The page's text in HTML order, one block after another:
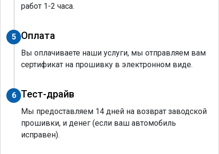
работ 1-2 часа.
5 Оплата
Вы оплачиваете наши услуги, мы отправляем вам
сертификат на прошивку в электронном виде.
6 Тест-драйв
Мы предоставляем 14 дней на возврат заводской
прошивки, и денег (если ваш автомобиль
исправен).